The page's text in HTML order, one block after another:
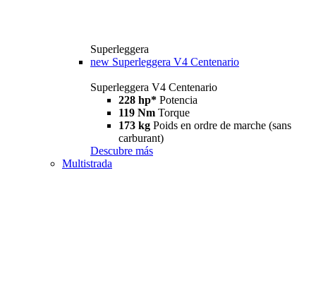
Superleggera
new Superleggera V4 Centenario
Superleggera V4 Centenario
228 hp* Potencia
119 Nm Torque
173 kg Poids en ordre de marche (sans
carburant)
Descubre más
Multistrada